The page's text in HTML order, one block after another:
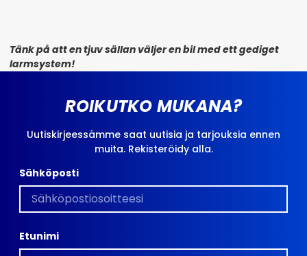
Tänk på att en tjuv sällan väljer en bil med ett gediget
larmsystem!
ROIKUTKO MUKANA?
Uutiskirjeessämme saat uutisia ja tarjouksia ennen
muita. Rekisteröidy alla.
Sähköposti
Etunimi